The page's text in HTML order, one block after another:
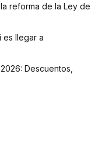
reforma de la Ley de
es llegar a
Descuentos,